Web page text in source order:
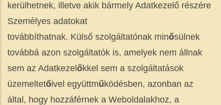
kerülhetnek, illetve akik bármely Adatkezelő részére
Személyes adatokat
továbbíthatnak. Külső szolgáltatónak minősülnek
továbbá azon szolgáltatók is, amelyek nem állnak
sem az Adatkezel őkkel sem a szolgáltatások
üzemeltetőivel együttműködésben, azonban az
által, hogy hozzáférnek a Weboldalakhoz, a